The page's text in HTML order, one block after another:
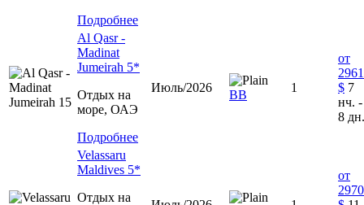
Подробнее
Al Qasr -
Madinat
Jumeirah 5*
Отдых на
море, ОАЭ
Подробнее
Июль/2026
ВВ
1
от
2961
$ 7
нч. -
8 дн.
Velassaru
Maldives 5*
Отдых на
от
2970